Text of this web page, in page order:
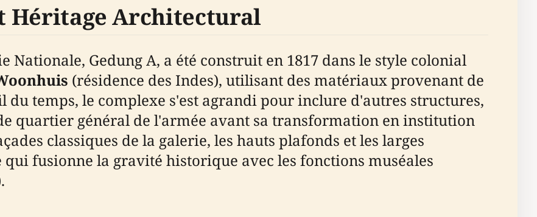
Héritage Architectural
Gedung A, a été construit en 1817 dans le style colonial
(résidence des Indes), utilisant des matériaux provenant de
temps, le complexe s'est agrandi pour inclure d'autres structures,
quartier général de l'armée avant sa transformation en institution
classiques de la galerie, les hauts plafonds et les larges
fusionne la gravité historique avec les fonctions muséales